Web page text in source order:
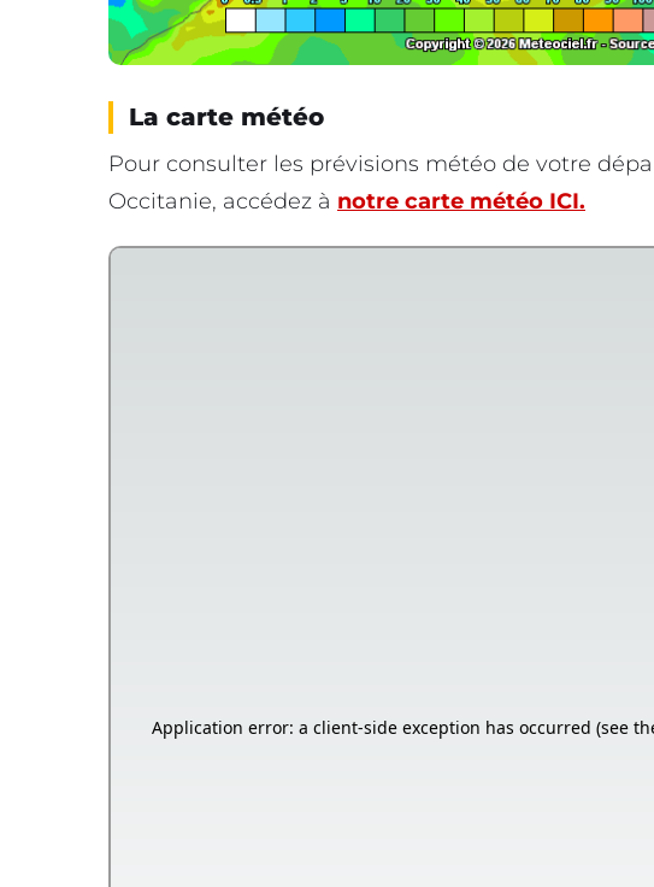
La carte météo
Pour consulter les prévisions météo de votre
Occitanie, accédez à notre carte météo ICI.